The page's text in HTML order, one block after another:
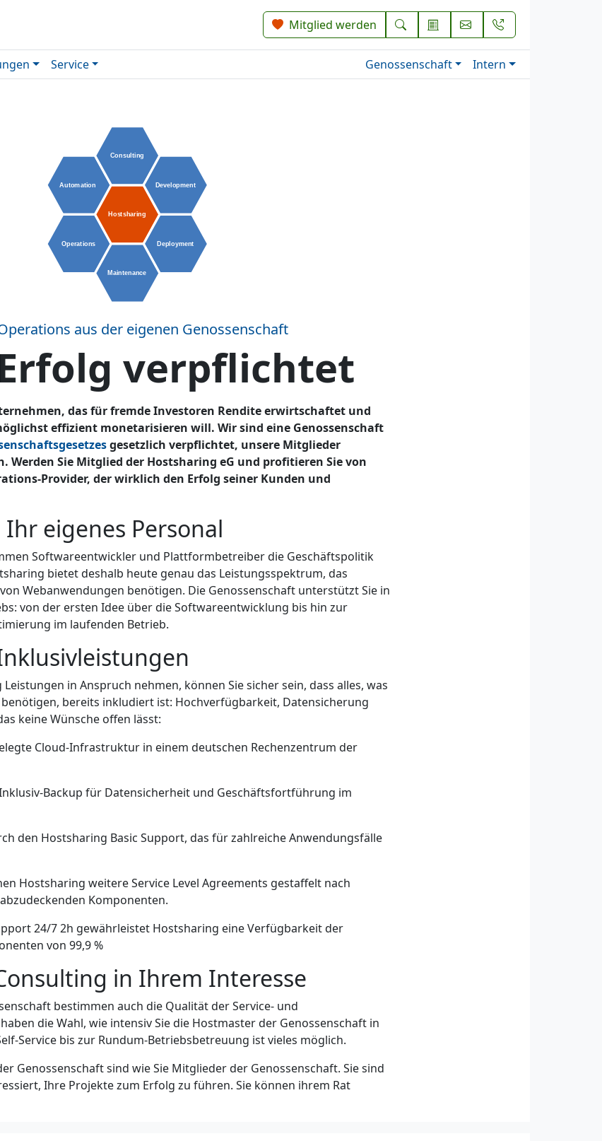
Mitglied werden
Service Genossenschaft Intern
aus der eigenen Genossenschaft
verpflichtet
das für fremde Investoren Rendite erwirtschaftet und
effizient monetarisieren will. Wir sind eine Genossenschaft
gesetzlich verpflichtet, unsere Mitglieder
Sie Mitglied der Hostsharing eG und profitieren Sie von
Provider, der wirklich den Erfolg seiner Kunden und
Ihr eigenes Personal
Softwareentwickler und Plattformbetreiber die Geschäftspolitik
bietet deshalb heute genau das Leistungsspektrum, das
Webanwendungen benötigen. Die Genossenschaft unterstützt Sie in
von der ersten Idee über die Softwareentwicklung bis hin zur
im laufenden Betrieb.
in Anspruch nehmen, können Sie sicher sein, dass alles, was
bereits inkludiert ist: Hochverfügbarkeit, Datensicherung
keine Wünsche offen lässt:
Cloud-Infrastruktur in einem deutschen Rechenzentrum der
Backup für Datensicherheit und Geschäftsfortführung im
den Hostsharing Basic Support, das für zahlreiche Anwendungsfälle
Hostsharing weitere Service Level Agreements gestaffelt nach
Komponenten.
24/7 2h gewährleistet Hostsharing eine Verfügbarkeit der
von 99,9 %
in Ihrem Interesse
bestimmen auch die Qualität der Service- und
die Wahl, wie intensiv Sie die Hostmaster der Genossenschaft in
Service bis zur Rundum-Betriebsbetreuung ist vieles möglich.
Genossenschaft sind wie Sie Mitglieder der Genossenschaft. Sie sind
Ihre Projekte zum Erfolg zu führen. Sie können ihrem Rat